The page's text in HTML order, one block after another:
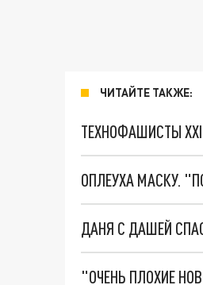
ЧИТАЙТЕ ТАКЖЕ:
ТЕХНОФАШИСТЫ
ОПЛЕУХА МАСКУ.
ДАНЯ С ДАШЕЙ